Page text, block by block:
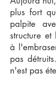
plus fort
palpite
structure et
à
pas
n'est pas